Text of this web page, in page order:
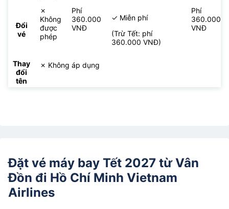
Đổi
vé
✗
Không
được
phép
Phí
360.000
VNĐ
✓ Miễn phí
(Trừ Tết: phí
360.000 VNĐ)
Phí
360.000
VNĐ
Thay
đổi
tên
✗ Không áp dụng
Đặt vé máy bay Tết 2027 từ Vân
Đồn đi Hồ Chí Minh Vietnam
Airlines